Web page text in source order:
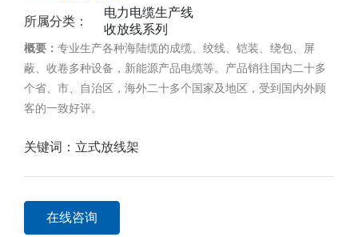
所属分类：
电力电缆生产线
收放线系列
概要： 专业生产各种海陆缆的成缆、绞线、铠装、绕包、屏
蔽、收卷多种设备，新能源产品电缆等。产品销往国内二十多
个省、市、自治区，海外二十多个国家及地区，受到国内外顾
客的一致好评。
关键词： 立式放线架
在线咨询